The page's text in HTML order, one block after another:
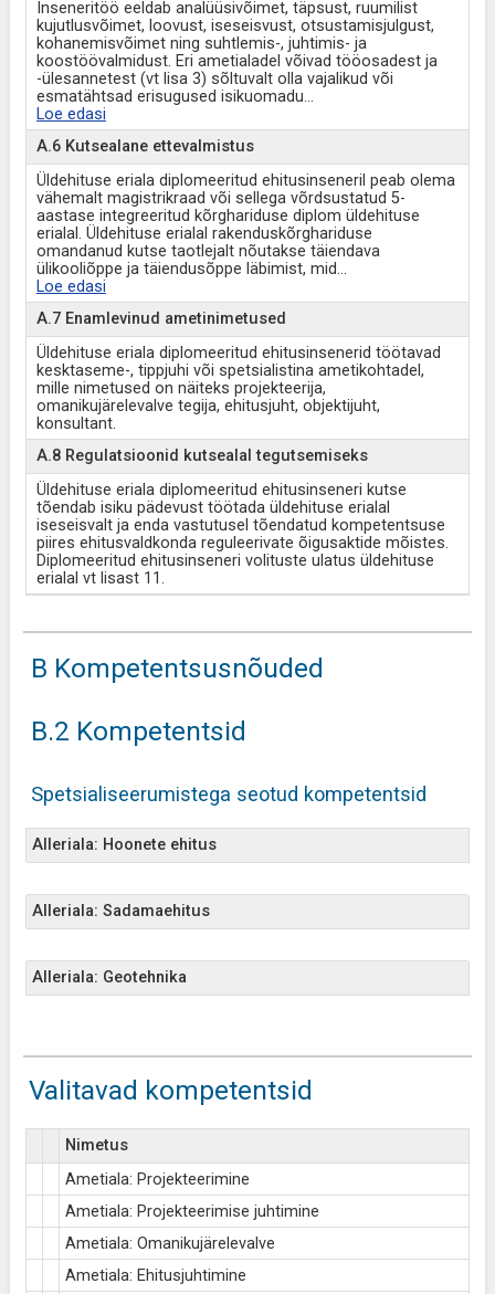
Inseneritöö eeldab analüüsivõimet, täpsust, ruumilist
kujutlusvõimet, loovust, iseseisvust, otsustamisjulgust,
kohanemisvõimet ning suhtlemis-, juhtimis- ja
koostöövalmidust. Eri ametialadel võivad tööosadest ja
-ülesannetest (vt lisa 3) sõltuvalt olla vajalikud või
esmatähtsad erisugused isikuomadu...
Loe edasi
A.6 Kutsealane ettevalmistus
Üldehituse eriala diplomeeritud ehitusinseneril peab olema
vähemalt magistrikraad või sellega võrdsustatud 5-
aastase integreeritud kõrghariduse diplom üldehituse
erialal. Üldehituse erialal rakenduskõrghariduse
omandanud kutse taotlejalt nõutakse täiendava
ülikooliõppe ja täiendusõppe läbimist, mid...
Loe edasi
A.7 Enamlevinud ametinimetused
Üldehituse eriala diplomeeritud ehitusinsenerid töötavad
kesktaseme-, tippjuhi või spetsialistina ametikohtadel,
mille nimetused on näiteks projekteerija,
omanikujärelevalve tegija, ehitusjuht, objektijuht,
konsultant.
A.8 Regulatsioonid kutsealal tegutsemiseks
Üldehituse eriala diplomeeritud ehitusinseneri kutse
tõendab isiku pädevust töötada üldehituse erialal
iseseisvalt ja enda vastutusel tõendatud kompetentsuse
piires ehitusvaldkonda reguleerivate õigusaktide mõistes.
Diplomeeritud ehitusinseneri volituste ulatus üldehituse
erialal vt lisast 11.
B Kompetentsusnõuded
B.2 Kompetentsid
Spetsialiseerumistega seotud kompetentsid
Alleriala: Hoonete ehitus
Alleriala: Sadamaehitus
Alleriala: Geotehnika
Valitavad kompetentsid
Nimetus
Ametiala: Projekteerimine
Ametiala: Projekteerimise juhtimine
Ametiala: Omanikujärelevalve
Ametiala: Ehitusjuhtimine